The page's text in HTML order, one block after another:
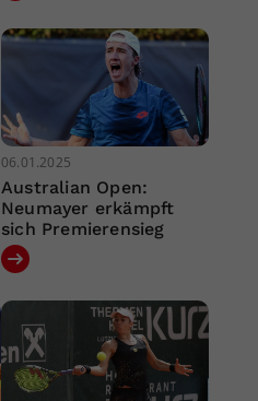
06.01.2025
Australian Open:
Neumayer erkämpft
sich Premierensieg